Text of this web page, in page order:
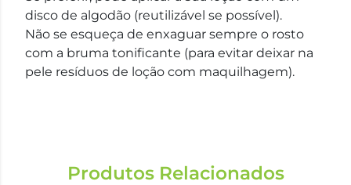
disco de algodão (reutilizável se possível).
Não se esqueça de enxaguar sempre o rosto
com a bruma tonificante (para evitar deixar na
pele resíduos de loção com maquilhagem).
Produtos Relacionados